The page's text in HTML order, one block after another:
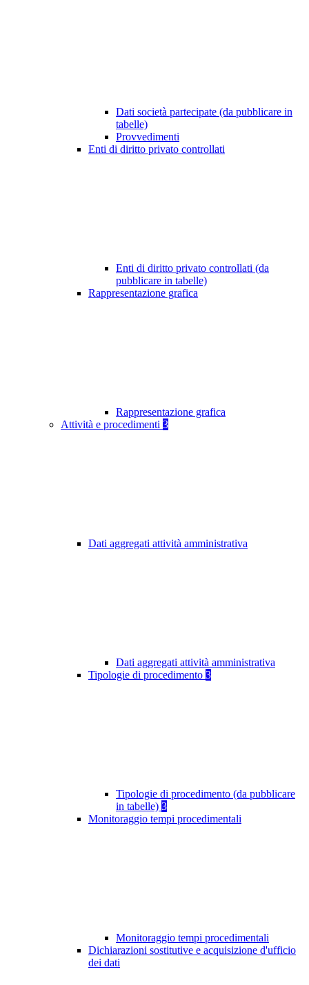
Dati società partecipate (da pubblicare in
tabelle)
Provvedimenti
Enti di diritto privato controllati
Enti di diritto privato controllati (da
pubblicare in tabelle)
Rappresentazione grafica
Rappresentazione grafica
Attività e procedimenti 3
Dati aggregati attività amministrativa
Dati aggregati attività amministrativa
Tipologie di procedimento 3
Tipologie di procedimento (da pubblicare
in tabelle) 3
Monitoraggio tempi procedimentali
Monitoraggio tempi procedimentali
Dichiarazioni sostitutive e acquisizione d'ufficio
dei dati